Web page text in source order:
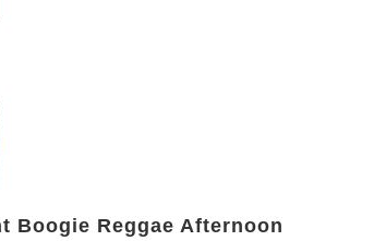
Boogie Reggae Afternoon